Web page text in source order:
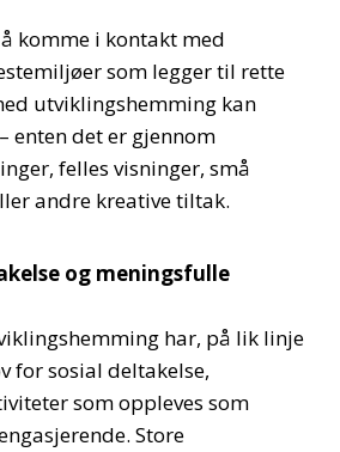
komme i kontakt med
som legger til rette
utviklingshemming kan
enten det er gjennom
felles visninger, små
andre kreative tiltak.
og meningsfulle
har, på lik linje
for sosial deltakelse,
som oppleves som
Store